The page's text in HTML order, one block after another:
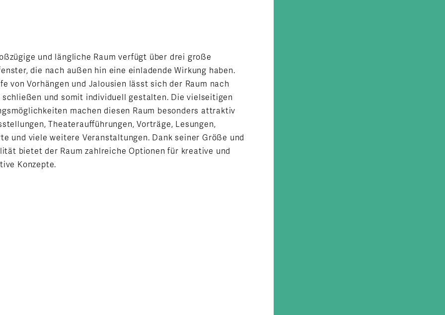
und längliche Raum verfügt über drei große
die nach außen hin eine einladende Wirkung haben.
von Vorhängen und Jalousien lässt sich der Raum nach
schließen und somit individuell gestalten. Die vielseitigen
machen diesen Raum besonders attraktiv
Theateraufführungen, Vorträge, Lesungen,
und viele weitere Veranstaltungen. Dank seiner Größe und
bietet der Raum zahlreiche Optionen für kreative und
Konzepte.